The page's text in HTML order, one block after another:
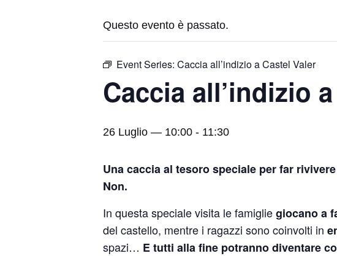
Questo evento è passato.
Event Series: Caccia all’indizio a Castel Valer
Caccia all’indizio
26 Luglio — 10:00 - 11:30
Una caccia al tesoro speciale per far
Non.
In questa speciale visita le famigliegiocano a
del castello, mentre i ragazzi sono coinvolti in
spazi… E tutti alla fine potranno diventare